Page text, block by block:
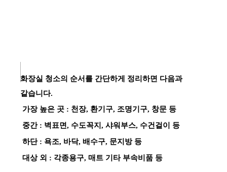
화장실 청소의 순서를 간단하게 정리하면 다음과
같습니다.
가장 높은 곳 : 천장, 환기구, 조명기구, 창문 등
중간 : 벽표면, 수도꼭지, 샤워부스, 수건걸이 등
하단 : 욕조, 바닥, 배수구, 문지방 등
대상 외 : 각종용구, 매트 기타 부속비품 등